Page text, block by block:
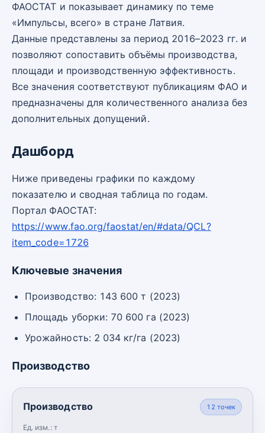
ФАОСТАТ и показывает динамику по теме
«Импульсы, всего» в стране Латвия.
Данные представлены за период 2016–2023 гг. и
позволяют сопоставить объёмы производства,
площади и производственную эффективность.
Все значения соответствуют публикациям ФАО и
предназначены для количественного анализа без
дополнительных допущений.
Дашборд
Ниже приведены графики по каждому
показателю и сводная таблица по годам.
Портал ФАОСТАТ:
https://www.fao.org/faostat/en/#data/QCL?
item_code=1726
Ключевые значения
Производство: 143 600 т (2023)
Площадь уборки: 70 600 га (2023)
Урожайность: 2 034 кг/га (2023)
Производство
Производство
Ед. изм.: т
12 точек